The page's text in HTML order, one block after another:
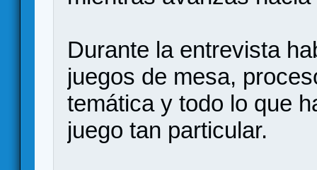
Durante la entrevista
juegos de mesa,
temática y todo lo que
juego tan particular.